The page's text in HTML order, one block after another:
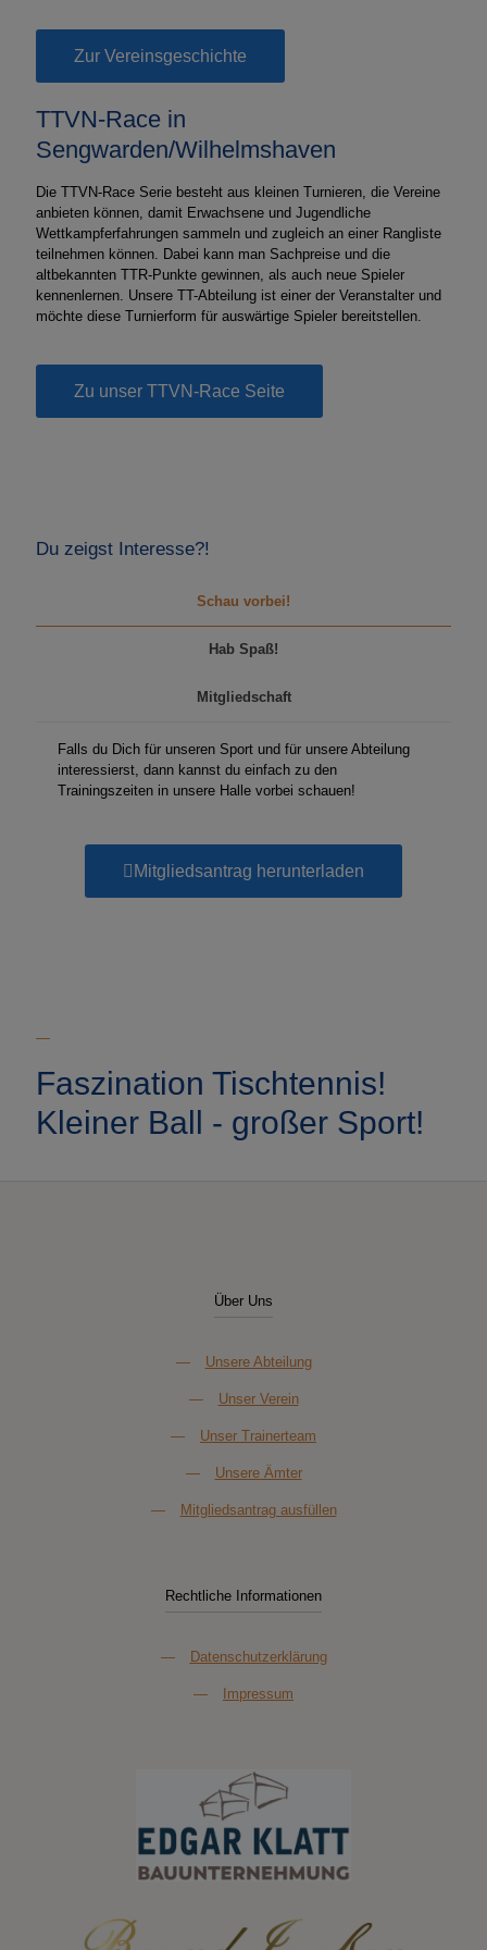
Zur Vereinsgeschichte
TTVN-Race in
Sengwarden/Wilhelmshaven
Die TTVN-Race Serie besteht aus kleinen Turnieren, die Vereine
anbieten können, damit Erwachsene und Jugendliche
Wettkampferfahrungen sammeln und zugleich an einer Rangliste
teilnehmen können. Dabei kann man Sachpreise und die
altbekannten TTR-Punkte gewinnen, als auch neue Spieler
kennenlernen. Unsere TT-Abteilung ist einer der Veranstalter und
möchte diese Turnierform für auswärtige Spieler bereitstellen.
Zu unser TTVN-Race Seite
Du zeigst Interesse?!
Schau vorbei!
Hab Spaß!
Mitgliedschaft
Falls du Dich für unseren Sport und für unsere Abteilung
interessierst, dann kannst du einfach zu den
Trainingszeiten in unsere Halle vorbei schauen!
Mitgliedsantrag herunterladen
—
Faszination Tischtennis!
Kleiner Ball - großer Sport!
Über Uns
— Unsere Abteilung
— Unser Verein
— Unser Trainerteam
— Unsere Ämter
— Mitgliedsantrag ausfüllen
Rechtliche Informationen
— Datenschutzerklärung
— Impressum